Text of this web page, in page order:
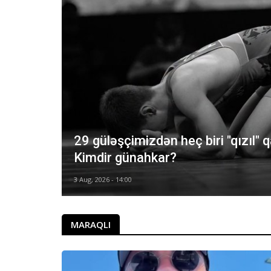
29 güləşçimizdən heç biri "qızıl"
Kimdir günahkar?
3 Aug, 2026 - 14:00
MARAQLI